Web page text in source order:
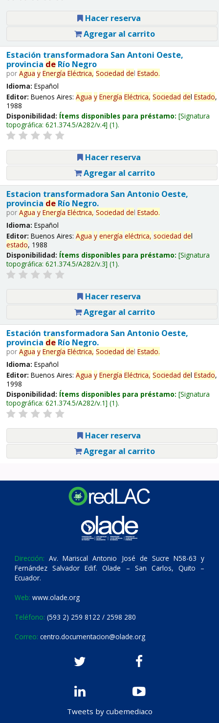
Hacer reserva
Agregar al carrito
Estación transformadora San Antoni Oeste,
provincia deRío Negro
por Agua y Energía Eléctrica, Sociedad del Estado.
Idioma: Español
Editor: Buenos Aires: Agua y Energía Eléctrica, Sociedad del Estado,
1988
Disponibilidad: Ítems disponibles para préstamo: Signatura
topográfica: 621.374.5/A282/v.4 (1).
Hacer reserva
Agregar al carrito
Estacion transformadora San Antonio Oeste,
provincia deRío Negro.
por Agua y Energía Eléctrica, Sociedad del Estado.
Idioma: Español
Editor: Buenos Aires: Agua y energía eléctrica, sociedad del
estado, 1988
Disponibilidad: Ítems disponibles para préstamo: Signatura
topográfica: 621.374.5/A282/v.3 (1).
Hacer reserva
Agregar al carrito
Estación transformadora San Antonio Oeste,
provincia deRío Negro.
por Agua y Energía Eléctrica, Sociedad del Estado.
Idioma: Español
Editor: Buenos Aires: Agua y Energía Eléctrica, Sociedad del Estado,
1998
Disponibilidad: Ítems disponibles para préstamo: Signatura
topográfica: 621.374.5/A282/v.1 (1).
Hacer reserva
Agregar al carrito
Dirección: Av. Mariscal Antonio José de Sucre N58-63 y
Fernández Salvador Edif. Olade – San Carlos, Quito –
Ecuador.
Web: www.olade.org
Teléfono: (593 2) 259 8122 / 2598 280
Correo: centro.documentacion@olade.org
Tweets by cubemediaco